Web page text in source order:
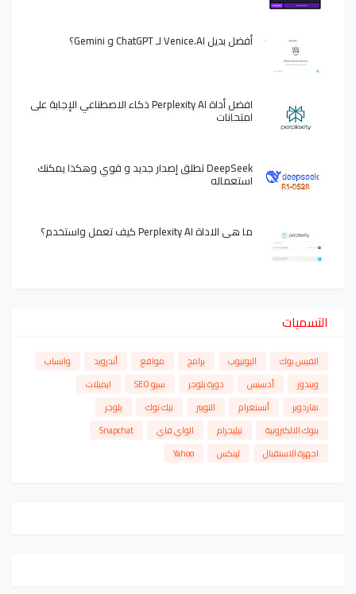
أفضل بديل Venice.AI لـ ChatGPT و Gemini؟
افضل أداة Perplexity AI ذكاء الاصطناعي الإجابة على
امتحانات
DeepSeek تطلق إصدار جديد و قوي وهكذا يمكنك
استعماله
ما هي الاداة Perplexity AI كيف تعمل واستخدم؟
التسميات
الفيس بوك اليوتيوب برامج مواقع أندرويد
واتساب
ويندوز
أدسنس دورة بلوجر سيو SEO
ايميلات
هاردوير
أنستغرام التويتر تيك توك
بلوجر
بنوك الالكترونية
تيليجرام الواي فاي
Snapchat
اجهزة الاستقبال
لينكس Yahoo